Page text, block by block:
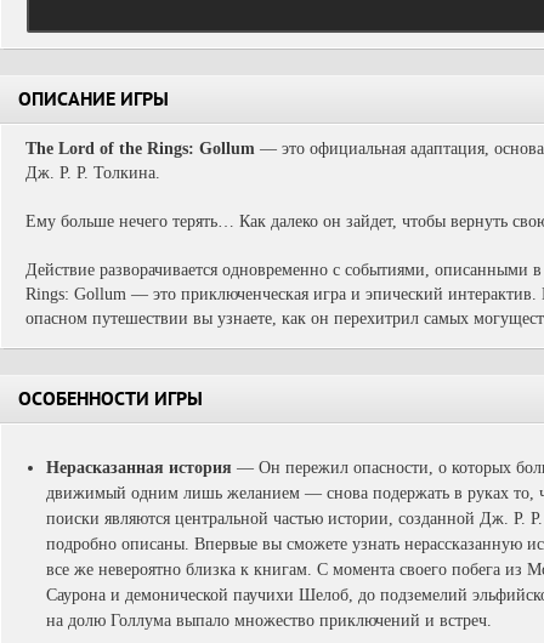
ОПИСАНИЕ ИГРЫ
The Lord of the Rings: Gollum — это официальная адаптация,
Дж. Р. Р. Толкина.
Ему больше нечего терять… Как далеко он зайдет, чтобы вернуть
Действие разворачивается одновременно с событиями, описанными
Rings: Gollum — это приключенческая игра и эпический интерактив.
опасном путешествии вы узнаете, как он перехитрил самых
ОСОБЕННОСТИ ИГРЫ
Нерасказанная история — Он пережил опасности, о которых
движимый одним лишь желанием — снова подержать в руках то,
поиски являются центральной частью истории, созданной Дж. Р.
подробно описаны. Впервые вы сможете узнать нерассказанную
все же невероятно близка к книгам. С момента своего побега из
Саурона и демонической паучихи Шелоб, до подземелий
на долю Голлума выпало множество приключений и встреч.